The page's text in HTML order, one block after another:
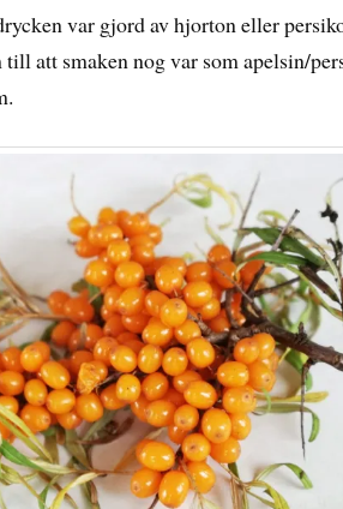
var gjord av hjorton eller
att smaken nog var som apelsin/